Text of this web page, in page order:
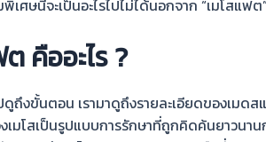
เศษนี้จะเป็นอะไรไปไม่ได้นอกจาก “เมโสแฟต
คืออะไร ?
ดูถึงขั้นตอน เรามาดูถึงรายละเอียดของเมด
มโสเป็นรูปแบบการรักษาที่ถูกคิดค้นยาวนาน